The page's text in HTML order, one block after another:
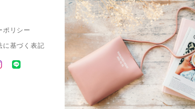
ポリシー
に基づく表記